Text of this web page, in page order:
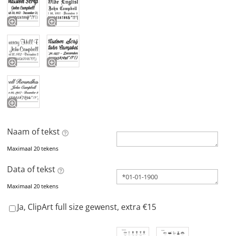
Naam of tekst
Maximaal 20 tekens
Data of tekst
Maximaal 20 tekens
Ja, ClipArt full size gewenst, extra €15